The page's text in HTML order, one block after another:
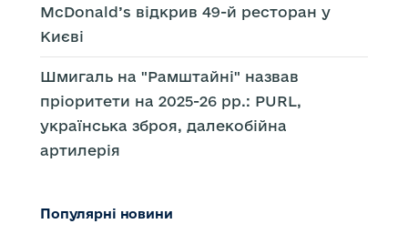
McDonald’s відкрив 49-й ресторан у
Києві
Шмигаль на "Рамштайні" назвав
пріоритети на 2025-26 рр.: PURL,
українська зброя, далекобійна
артилерія
Популярні новини